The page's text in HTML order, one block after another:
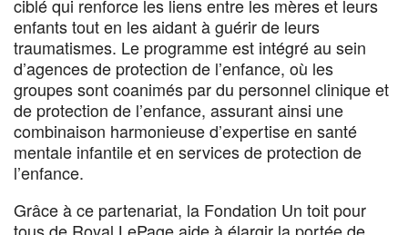
ciblé qui renforce les liens entre les mères et leurs
enfants tout en les aidant à guérir de leurs
traumatismes. Le programme est intégré au sein
d’agences de protection de l’enfance, où les
groupes sont coanimés par du personnel clinique et
de protection de l’enfance, assurant ainsi une
combinaison harmonieuse d’expertise en santé
mentale infantile et en services de protection de
l’enfance.
Grâce à ce partenariat, la Fondation Un toit pour